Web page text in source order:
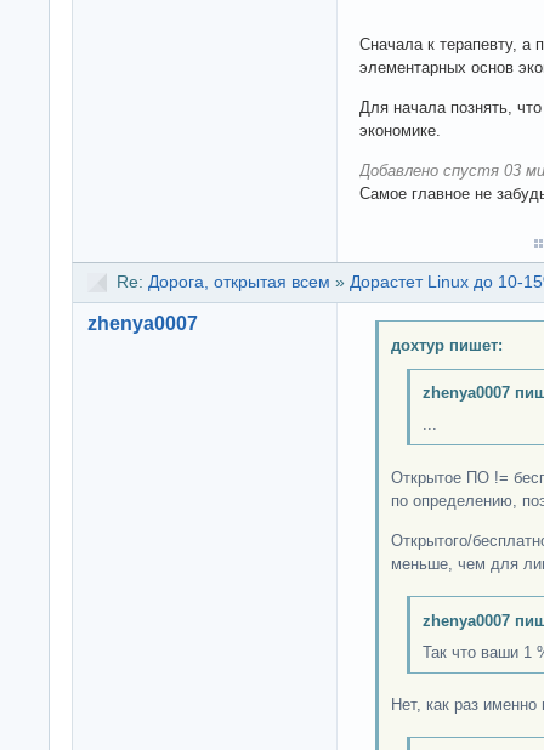
Сначала к терапевту, а
элементарных основ
Для начала познять,
экономике.
Добавлено спустя 03
Самое главное не
Re: Дорога, открытая всем » Дорастет Linux до 10-
zhenya0007
дохтур пишет:
zhenya0007
...
Открытое ПО !=
по определению,
Открытого/
меньше, чем для
zhenya0007
Так что ваши 1
Нет, как раз